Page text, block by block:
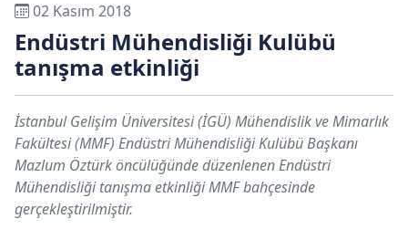
02 Kasım 2018
Endüstri Mühendisliği Kulübü
tanışma etkinliği
İstanbul Gelişim Üniversitesi (İGÜ) Mühendislik ve Mimarlık
Fakültesi (MMF) Endüstri Mühendisliği Kulübü Başkanı
Mazlum Öztürk öncülüğünde düzenlenen Endüstri
Mühendisliği tanışma etkinliği MMF bahçesinde
gerçekleştirilmiştir.